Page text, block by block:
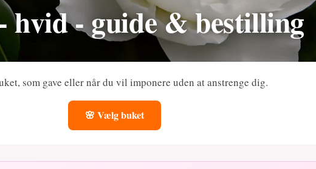
hvid - guide & bestilling
som gave eller når du vil imponere uden at anstrenge dig.
🌸 Vælg buket